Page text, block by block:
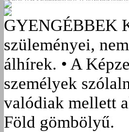
GYENGÉBBEK
szüleményei,
álhírek. • A
személyek
valódiak mellett
Föld gömbölyű.